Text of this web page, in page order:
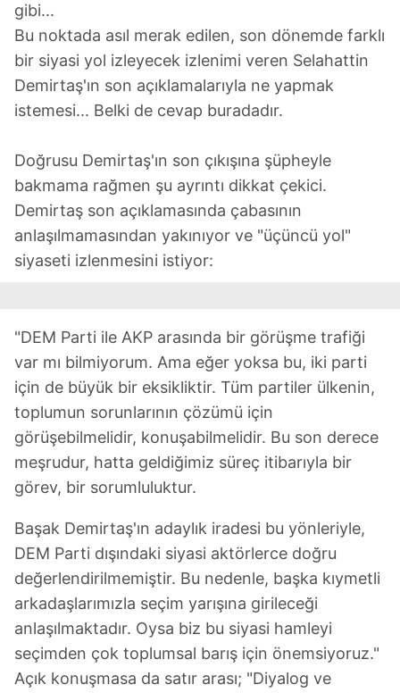
gibi...
Bu noktada asıl merak edilen, son dönemde farklı
bir siyasi yol izleyecek izlenimi veren Selahattin
Demirtaş'ın son açıklamalarıyla ne yapmak
istemesi... Belki de cevap buradadır.
Doğrusu Demirtaş'ın son çıkışına şüpheyle
bakmama rağmen şu ayrıntı dikkat çekici.
Demirtaş son açıklamasında çabasının
anlaşılmamasından yakınıyor ve "üçüncü yol"
siyaseti izlenmesini istiyor:
"DEM Parti ile AKP arasında bir görüşme trafiği
var mı bilmiyorum. Ama eğer yoksa bu, iki parti
için de büyük bir eksikliktir. Tüm partiler ülkenin,
toplumun sorunlarının çözümü için
görüşebilmelidir, konuşabilmelidir. Bu son derece
meşrudur, hatta geldiğimiz süreç itibarıyla bir
görev, bir sorumluluktur.
Başak Demirtaş'ın adaylık iradesi bu yönleriyle,
DEM Parti dışındaki siyasi aktörlerce doğru
değerlendirilmemiştir. Bu nedenle, başka kıymetli
arkadaşlarımızla seçim yarışına girileceği
anlaşılmaktadır. Oysa biz bu siyasi hamleyi
seçimden çok toplumsal barış için önemsiyoruz."
Açık konuşmasa da satır arası; "Diyalog ve